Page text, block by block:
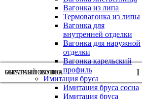
Вагонка из липа
Термовагонка из липы
Вагонка для
внутренней отделки
Вагонка для наружной
отделки
Вагонка карельский
профиль
Имитация бруса
Имитация бруса сосна
Имитация бруса
ОБРАТНЫЙ ЗВОНОК
БЫСТРАЯ ПОКУПКА